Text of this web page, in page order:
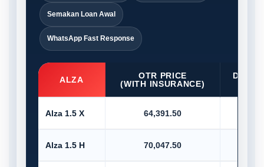
Semakan Loan Awal
WhatsApp Fast Response
ALZA
OTR PRICE
(WITH INSURANCE)
D/
Alza 1.5 X 64,391.50
Alza 1.5 H 70,047.50